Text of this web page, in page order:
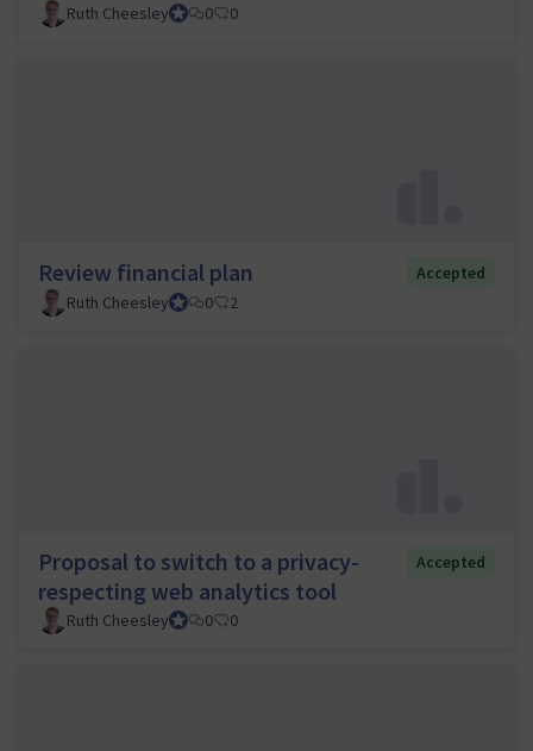
Ruth CheesleyMautic Project Lead
0 0
Review financial plan
Accepted
Ruth CheesleyMautic Project Lead
0 2
Proposal to switch to a privacy-
respecting web analytics tool
Accepted
Ruth CheesleyMautic Project Lead
0 0